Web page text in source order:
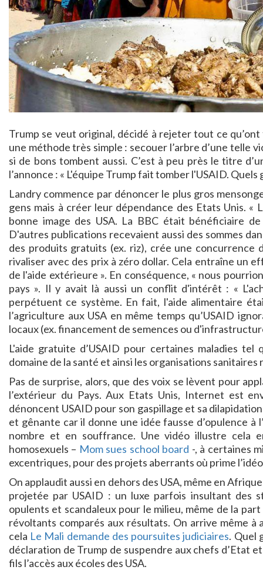
Trump se veut original, décidé à rejeter tout ce
une méthode très simple : secouer l’arbre d’une
si de bons tombent aussi. C’est à peu près le titre
l’annonce : « L'équipe Trump fait tomber l'USAID.
Landry commence par dénoncer le plus gros
gens mais à créer leur dépendance des Etats Unis.
bonne image des USA. La BBC était bénéficiaire
D'autres publications recevaient aussi des sommes
des produits gratuits (ex. riz), crée une concurrence
rivaliser avec des prix à zéro dollar. Cela entraîne un
de l'aide extérieure ». En conséquence, « nous
pays ». Il y avait là aussi un conflit d'intérêt : «
perpétuent ce système. En fait, l'aide alimentaire
l’agriculture aux USA en même temps qu’USAID
locaux (ex. financement de semences ou
L'aide gratuite d’USAID pour certaines maladies
domaine de la santé et ainsi les organisations
Pas de surprise, alors, que des voix se lèvent pour
l’extérieur du Pays. Aux Etats Unis, Internet est
dénoncent USAID pour son gaspillage et sa
et gênante car il donne une idée fausse d’opulence
nombre et en souffrance. Une vidéo illustre cela
homosexuels – Mom sues school board -, à certaines
excentriques, pour des projets aberrants où prime
On applaudit aussi en dehors des USA, même en
projetée par USAID : un luxe parfois insultant des
opulents et scandaleux pour le milieu, même de la
révoltants comparés aux résultats. On arrive même
cela Le Mali demande des poursuites judiciaires. Quel
déclaration de Trump de suspendre aux chefs d’Etat
fils l’accès aux écoles des USA.